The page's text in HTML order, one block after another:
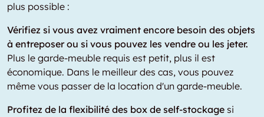
plus possible :
Vérifiez si vous avez vraiment encore besoin des objets
à entreposer ou si vous pouvez les vendre ou les jeter.
Plus le garde-meuble requis est petit, plus il est
économique. Dans le meilleur des cas, vous pouvez
même vous passer de la location d'un garde-meuble.
Profitez de la flexibilité des box de self-stockage si